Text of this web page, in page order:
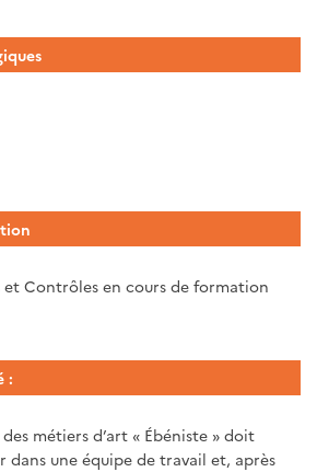
et Contrôles en cours de formation
:
métiers d’art « Ébéniste » doit
une équipe de travail et, après